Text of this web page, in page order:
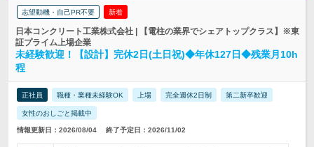
志望動機・自己PR不要 新着
日本コンクリート工業株式会社 | 【電柱の業界でシェアトップクラス】※東
証プライム上場企業
未経験歓迎！【設計】完休2日(土日祝)◆年休127日◆残業月10h
程
正社員 職種・業種未経験OK 上場 完全週休2日制 第二新卒歓迎
女性のおしごと掲載中
情報更新日：2026/08/04 終了予定日：2026/11/02